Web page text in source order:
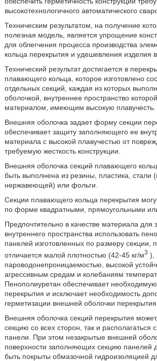
высокотехнологичного автоматического
Техническим результатом, на получение
полезная модель, является упрощение
для облегчения процесса производства
кольца перекрытия и удешевления изделия
Технический результат достигается в
плавающего кольца, которое изготовлено
отдельных секций, каждая из которых
оболочкой, внутреннее пространство
материалом, имеющим высокую плавучесть.
Внешняя оболочка задает форму секции
обеспечивает защиту заполняющего ее
материала с высокой плавучестью от
требуемую жесткость конструкции.
Внешняя оболочка секций плавающего
быть выполнена из резины, пластика, стали
нержавеющей) или фольги.
Секции плавающего кольца перекрытия
по форме квадратными, прямоугольными
Предпочтительно в качестве материала для
внутреннего пространства использовать
панелей изготовленных по размеру секции,
отличается малой плотностью (42-45 кг/м3 ),
пароводонепроницаемостью, высокой
агрессивным средам и колебаниям
Пенополиуретан обеспечивает необходимую
перекрытия и исключает необходимость
герметизации внешней оболочки перекрытия.
Внешняя оболочка секций перекрытия
секцию со всех сторон, так и располагаться
панели. При этом незакрытые внешней
поверхности заполняющих секцию панелей
быть покрыты обмазочной гидроизоляцией